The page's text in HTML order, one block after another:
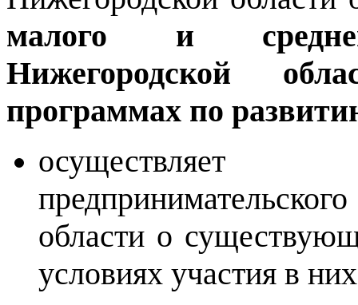
малого и
Нижегородской
программах по
области о
условиях участия в